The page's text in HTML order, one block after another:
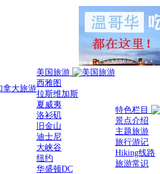
美国旅游
西雅图
拉斯维加斯
夏威夷
洛衫矶
旧金山
迪士尼
大峡谷
纽约
华盛顿DC
特色栏目
景点介绍
主题旅游
旅行游记
Hiking线路
旅游常识